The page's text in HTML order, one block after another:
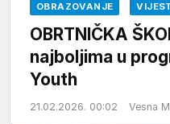
OBRAZOVANJE
OBRTNIČKA
najboljima u
Youth
21.02.2026. 00:02 Vesna